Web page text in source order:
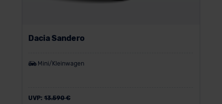
Dacia Sandero
Mini/Kleinwagen
UVP: 13.590 €